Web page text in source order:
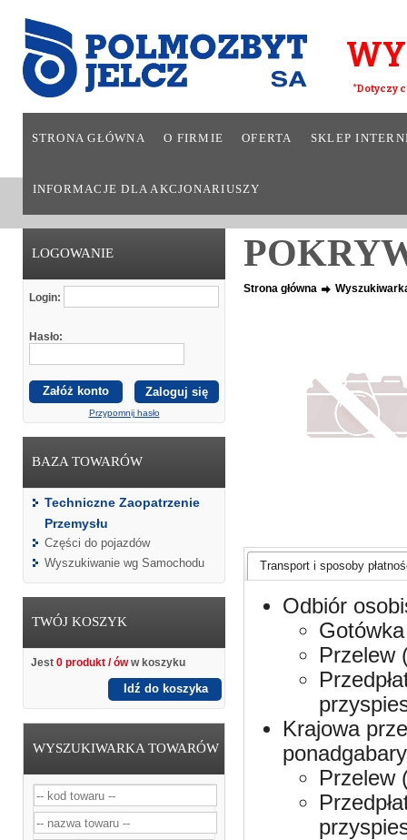
*Dotyczy
STRONA GŁÓWNA O FIRMIE OFERTA SKLEP
INFORMACJE DLA AKCJONARIUSZY
LOGOWANIE
Login:
Hasło:
Załóż konto
Przypomnij hasło
BAZA TOWARÓW
Techniczne Zaopatrzenie
Przemysłu
Części do pojazdów
Wyszukiwanie wg Samochodu
TWÓJ KOSZYK
Jest 0 produkt / óww koszyku
Idź do koszyka
WYSZUKIWARKA TOWARÓW
Strona główna
Transport i sposoby
Odbiór
Przelew
Krajowa
Przelew